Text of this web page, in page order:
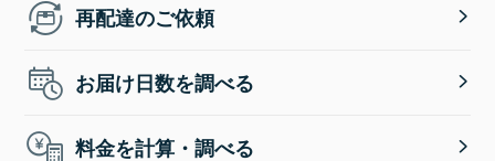
再配達のご依頼
お届け日数を調べる
料金を計算・調べる